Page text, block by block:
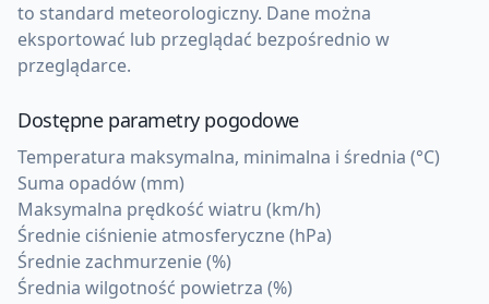
to standard meteorologiczny. Dane można
eksportować lub przeglądać bezpośrednio w
przeglądarce.
Dostępne parametry pogodowe
Temperatura maksymalna, minimalna i średnia (°C)
Suma opadów (mm)
Maksymalna prędkość wiatru (km/h)
Średnie ciśnienie atmosferyczne (hPa)
Średnie zachmurzenie (%)
Średnia wilgotność powietrza (%)